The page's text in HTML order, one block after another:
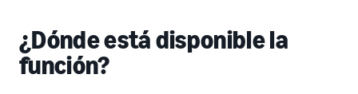
¿Dónde está disponible la
función?